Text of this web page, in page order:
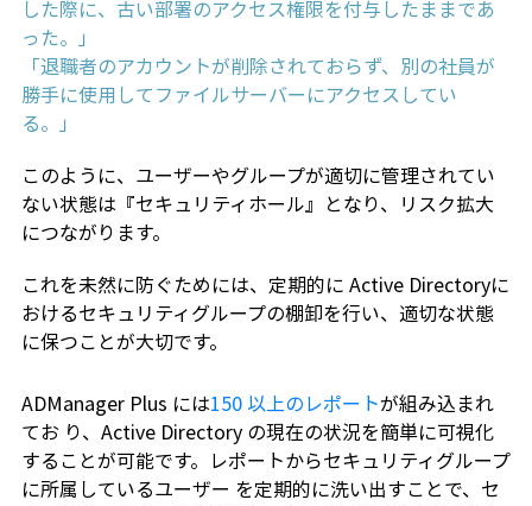
した際に、古い部署のアクセス権限を付与したままであ
った。」
「退職者のアカウントが削除されておらず、別の社員が
勝手に使用してファイルサーバーにアクセスしてい
る。」
このように、ユーザーやグループが適切に管理されてい
ない状態は『セキュリティホール』となり、リスク拡大
につながります。
これを未然に防ぐためには、定期的に Active Directoryに
おけるセキュリティグループの棚卸を行い、適切な状態
に保つことが大切です。
ADManager Plus には150 以上のレポートが組み込まれ
てお り、Active Directory の現在の状況を簡単に可視化
することが可能です。レポートからセキュリティグループ
に所属しているユーザー を定期的に洗い出すことで、セ